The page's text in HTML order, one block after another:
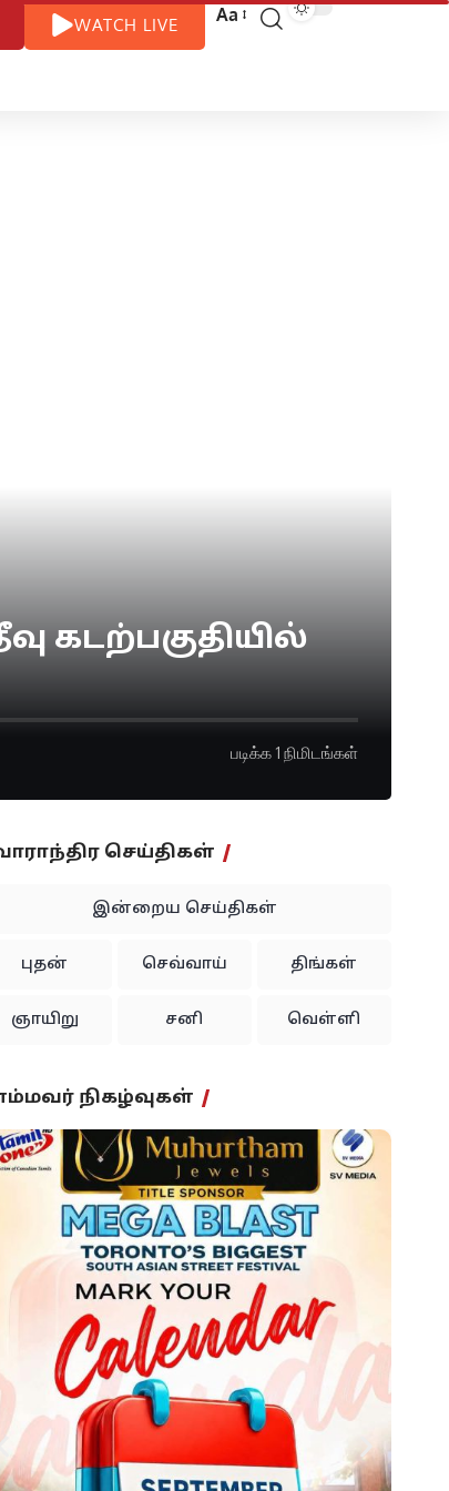
WATCH LIVE Aa
கடற்பகுதியில்
படிக்க 1 நிமிடங்கள்
செய்திகள்
இன்றைய செய்திகள்
புதன் செவ்வாய் திங்கள்
ஞாயிறு சனி வெள்ளி
நிகழ்வுகள்